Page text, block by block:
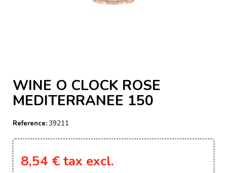
WINE O CLOCK ROSE
MEDITERRANEE 150
Reference:39211
8,54 € tax excl.